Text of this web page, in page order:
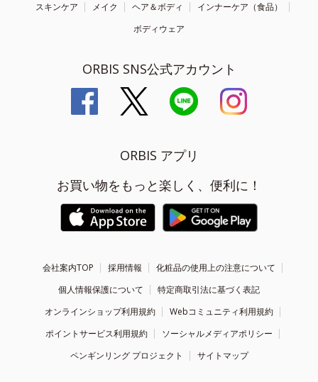
スキンケア メイク ヘア＆ボディ
インナーケア（食品）
ボディウェア
ORBIS SNS公式アカウント
ORBIS アプリ
お買い物をもっと楽しく、便利に！
会社案内TOP 採用情報
化粧品の使用上の注意について
個人情報保護について
特定商取引法に基づく表記
オンラインショップ利用規約
Webコミュニティ利用規約
ポイントサービス利用規約
ソーシャルメディアポリシー
ペンギンリング プロジェクト
サイトマップ